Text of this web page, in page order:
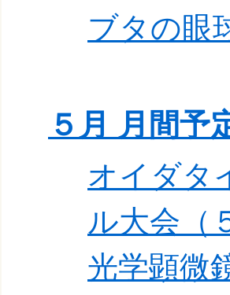
ブタの眼
５月 月間予
オイダタ
ル大会（
光学顕微